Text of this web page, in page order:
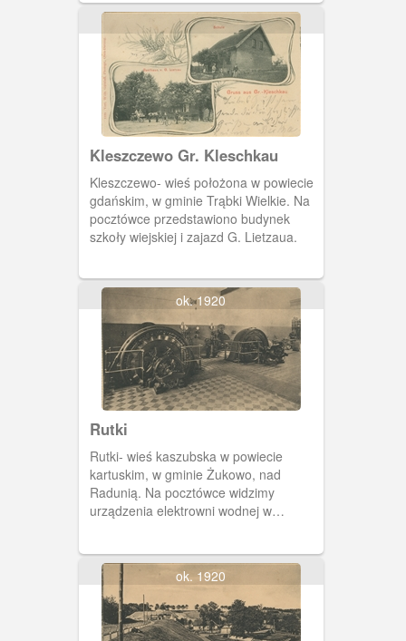
Kleszczewo Gr. Kleschkau
Kleszczewo- wieś położona w powiecie
gdańskim, w gminie Trąbki Wielkie. Na
pocztówce przedstawiono budynek
szkoły wiejskiej i zajazd G. Lietzaua.
ok. 1920
Rutki
Rutki- wieś kaszubska w powiecie
kartuskim, w gminie Żukowo, nad
Radunią. Na pocztówce widzimy
urządzenia elektrowni wodnej w
ok. 1920